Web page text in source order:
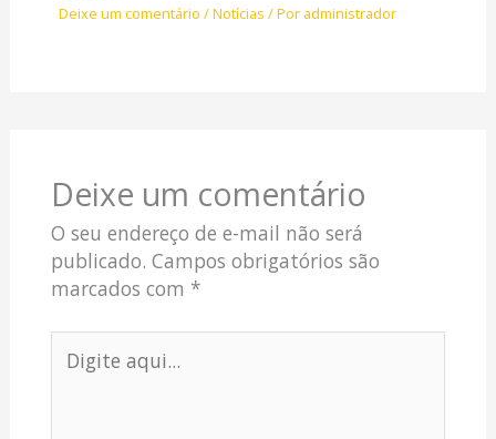
Deixe um comentário /Notícias / Por administrador
Deixe um comentário
O seu endereço de e-mail não será
publicado. Campos obrigatórios são
marcados com *
aqui...